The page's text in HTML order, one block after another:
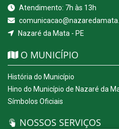
Atendimento: 7h às 13h
Nazaré da Mata - PE
O MUNICÍPIO
História do Município
Hino do Município de Nazaré da
Símbolos Oficiais
NOSSOS SERVIÇOS